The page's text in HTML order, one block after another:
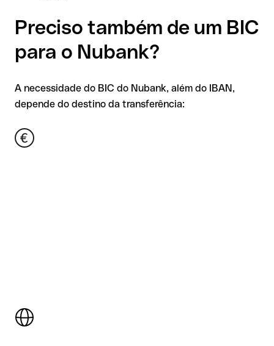
Preciso também de um BIC
para o Nubank?
A necessidade do BIC do Nubank, além do IBAN,
depende do destino da transferência: